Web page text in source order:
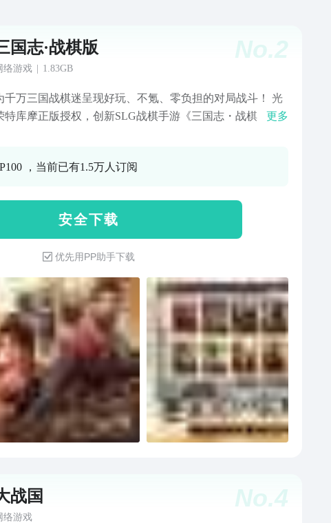
No.2
国志·战棋版
络游戏 1.83GB
千万三国战棋迷呈现好玩、不氪、零负担的对局战斗！ 光
特库摩正版授权，创新SLG战棋手游《三国志・战棋
开实时PK；你能自由行于大山大水间，奇遇名将收获资
打巷战，上演紧张刺激的城内攻防战，直至问鼎洛阳！
更多
，当前已有1.5万人订阅
安 全 下 载
优先用PP助手下载
No.4
战国
络游戏